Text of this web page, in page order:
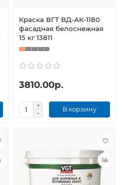
Краска ВГТ ВД-АК-1180
фасадная белоснежная
15 кг 13811
3810.00р.
В корзину